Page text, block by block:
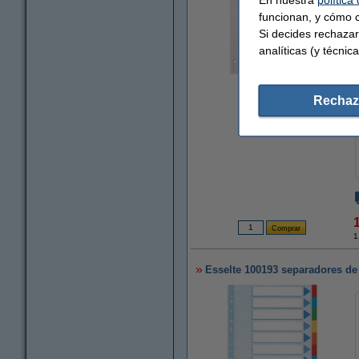
Ampliar
Esselte 100193 separadores
funcionan, y cómo
Si decides
analíticas (y